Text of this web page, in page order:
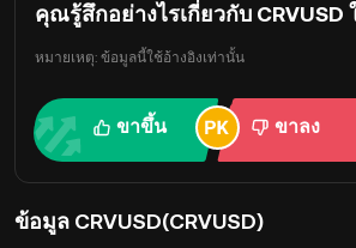
คุณรู้สึกอย่างไรเกี่ยวกับ CRVUSD
หมายเหตุ: ข้อมูลนี้ใช้อ้างอิงเท่านั้น
ขาขึ้น ขาลง
ข้อมูล CRVUSD(CRVUSD)